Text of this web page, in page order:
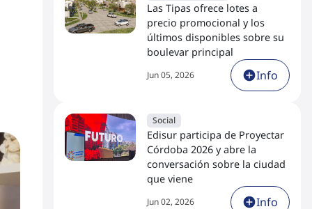
Las Tipas ofrece lotes a
precio promocional y los
últimos disponibles sobre su
boulevar principal
Jun 05, 2026 Info
Social
Edisur participa de Proyectar
Córdoba 2026 y abre la
conversación sobre la ciudad
que viene
Jun 02, 2026 Info